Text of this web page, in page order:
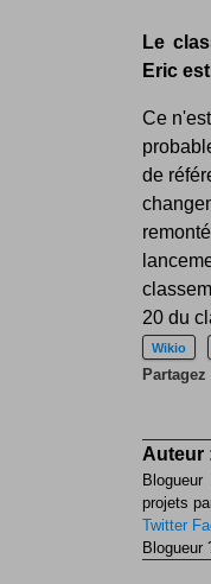
Le
Eric
Ce
de
20 du
Wikio
Auteur
projets
Twitter
Blogueur